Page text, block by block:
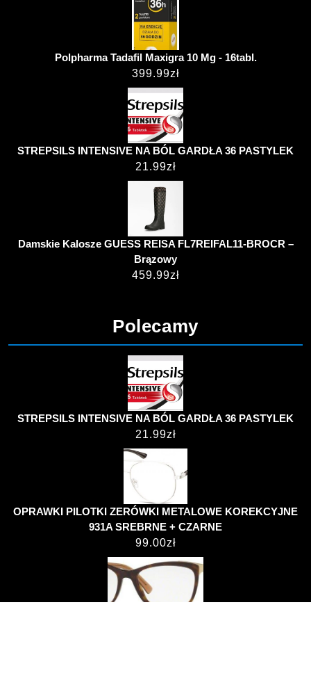
Polpharma Tadafil Maxigra 10 Mg - 16tabl.
399.99zł
STREPSILS INTENSIVE NA BÓL GARDŁA 36 PASTYLEK
21.99zł
Damskie Kalosze GUESS REISA FL7REIFAL11-BROCR –
Brązowy
459.99zł
Polecamy
STREPSILS INTENSIVE NA BÓL GARDŁA 36 PASTYLEK
21.99zł
OPRAWKI PILOTKI ZERÓWKI METALOWE KOREKCYJNE
931A SREBRNE + CZARNE
99.00zł